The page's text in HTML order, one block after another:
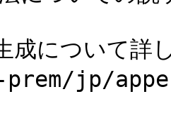
成について
jp/